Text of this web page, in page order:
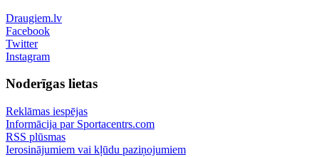
Draugiem.lv
Facebook
Twitter
Instagram
Noderīgas lietas
Reklāmas iespējas
Informācija par Sportacentrs.com
RSS plūsmas
Ierosinājumiem vai kļūdu paziņojumiem